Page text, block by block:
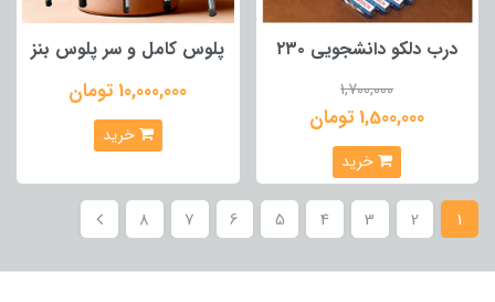
درب دلکو دانشجویی ۲۳۰
1,700,000
1,500,000 تومان
خرید
پلوس کامل و سر پلوس بنز
10,000,000 تومان
خرید
1
2
3
4
5
6
7
8